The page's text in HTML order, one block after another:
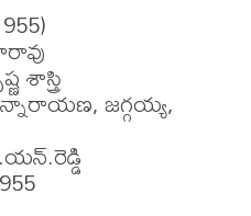
శాస్త్రి
జగ్గయ్య,